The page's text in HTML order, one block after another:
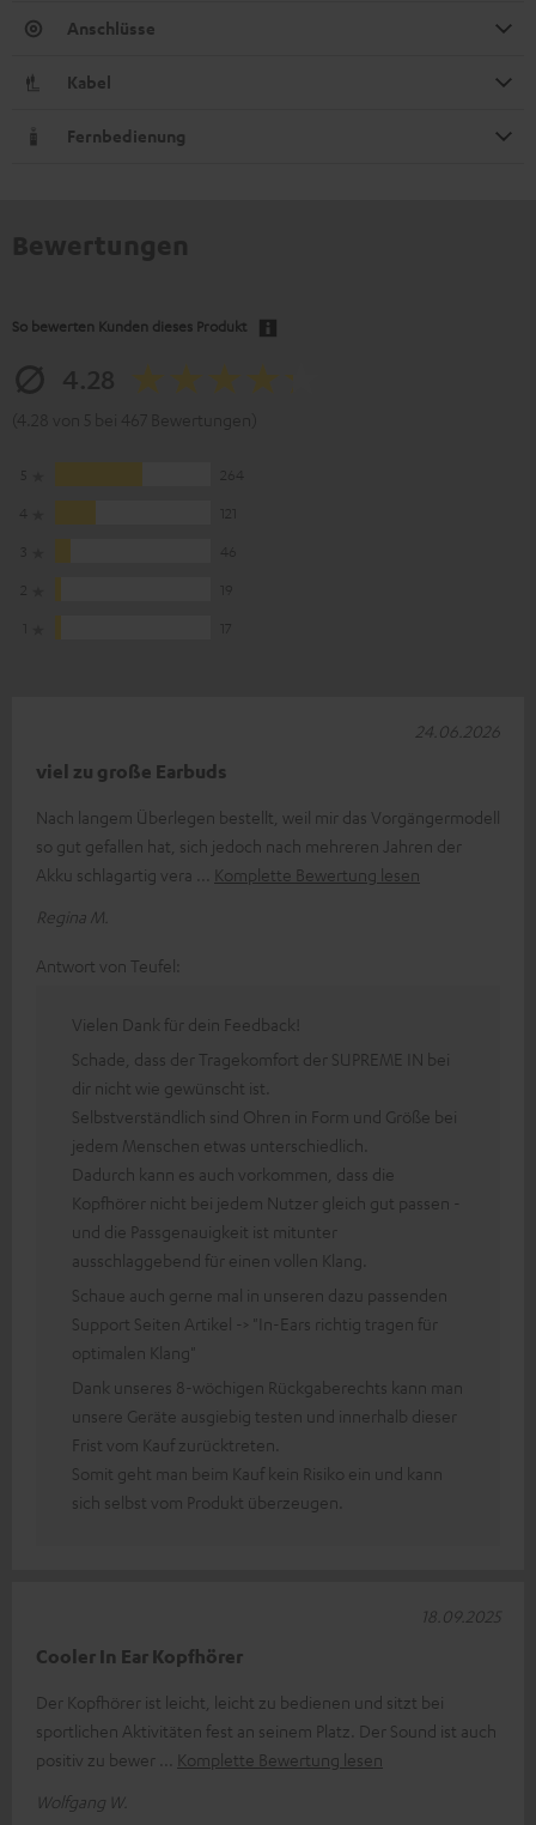
Anschlüsse
Kabel
Fernbedienung
So bewerten Kunden dieses Produkt
viel zu große Earbuds
Nach langem Überlegen bestellt, weil mir das Vorgängermodell
so gut gefallen hat, sich jedoch nach mehreren Jahren der
Akku schlagartig vera
Komplette Bewertung lesen
Regina M.
24.06.2026
Antwort von Teufel:
Vielen Dank für dein Feedback!
Schade, dass der Tragekomfort der SUPREME IN bei
dir nicht wie gewünscht ist.
Selbstverständlich sind Ohren in Form und Größe bei
jedem Menschen etwas unterschiedlich.
Dadurch kann es auch vorkommen, dass die
Kopfhörer nicht bei jedem Nutzer gleich gut passen -
und die Passgenauigkeit ist mitunter
ausschlaggebend für einen vollen Klang.
Schaue auch gerne mal in unseren dazu passenden
Support Seiten Artikel -> "In-Ears richtig tragen für
optimalen Klang"
Dank unseres 8-wöchigen Rückgaberechts kann man
unsere Geräte ausgiebig testen und innerhalb dieser
Frist vom Kauf zurücktreten.
Somit geht man beim Kauf kein Risiko ein und kann
sich selbst vom Produkt überzeugen.
Cooler In Ear Kopfhörer
Der Kopfhörer ist leicht, leicht zu bedienen und sitzt bei
sportlichen Aktivitäten fest an seinem Platz. Der Sound ist auch
positiv zu bewer
Komplette Bewertung lesen
Wolfgang W.
18.09.2025